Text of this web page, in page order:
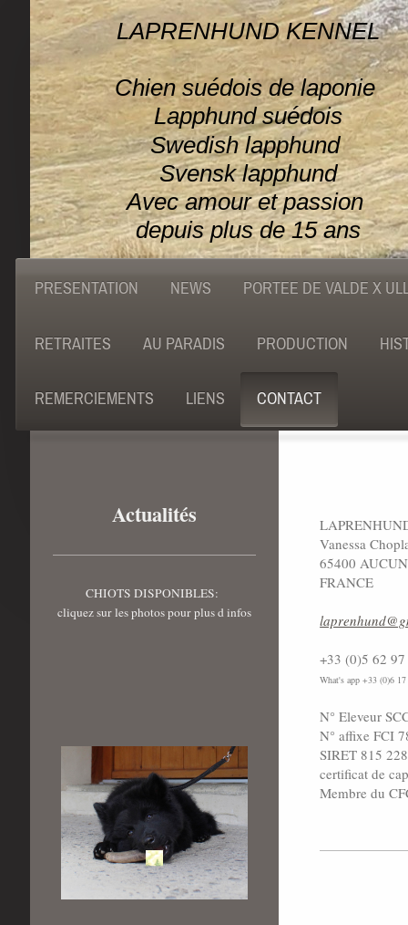
LAPRENHUND KENNEL
Chien suédois de laponie
Lapphund suédois
Swedish lapphund
Svensk lapphund
Avec amour et passion
depuis plus de 15 ans
PRESENTATION NEWS PORTEE DE VALDE X
RETRAITES AU PARADIS PRODUCTION
REMERCIEMENTS LIENS CONTACT
Vanessa
65400 AUCUN
FRANCE
+33 (0)5 62
What's app +33 (0)6
N° Eleveur
N° affixe FCI
SIRET 815
certificat de
Membre du
Actualités
CHIOTS DISPONIBLES:
cliquez sur les photos pour plus d infos